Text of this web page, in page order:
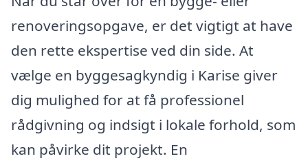
renoveringsopgave, er det vigtigt at have
den rette ekspertise ved din side. At
vælge en byggesagkyndig i Karise giver
dig mulighed for at få professionel
rådgivning og indsigt i lokale forhold, som
kan påvirke dit projekt. En